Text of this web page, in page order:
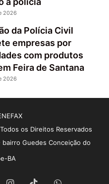
2026
da Polícia Civil
empresas por
com produtos
Feira de Santana
2026
os Direitos Reservados
Guedes Conceição do
BA